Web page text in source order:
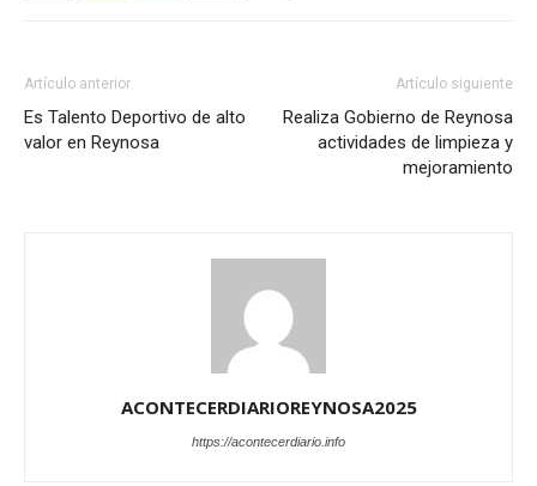
Artículo anterior
Es Talento Deportivo de alto
valor en Reynosa
Artículo siguiente
Realiza Gobierno de Reynosa
actividades de limpieza y
mejoramiento
ACONTECERDIARIOREYNOSA2025
https://acontecerdiario.info